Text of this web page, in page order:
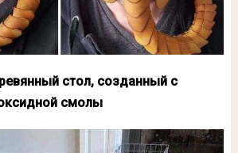
стол, созданный с
смолы